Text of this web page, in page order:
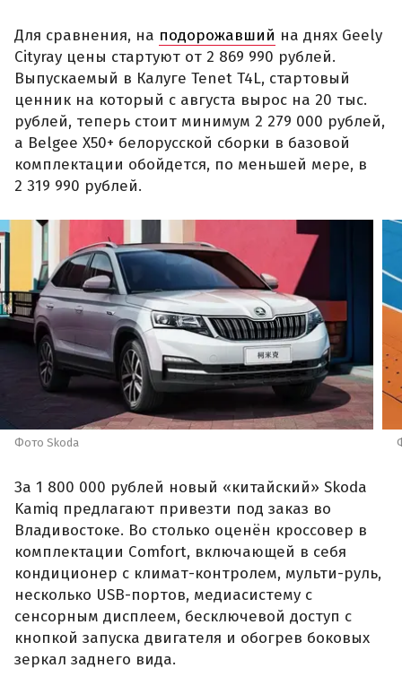
Для сравнения, на подорожавший на днях Geely
Cityray цены стартуют от 2 869 990 рублей.
Выпускаемый в Калуге Tenet T4L, стартовый
ценник на который с августа вырос на 20 тыс.
рублей, теперь стоит минимум 2 279 000 рублей,
а Belgee X50+ белорусской сборки в базовой
комплектации обойдется, по меньшей мере, в
2 319 990 рублей.
Фото Skoda
За 1 800 000 рублей новый «китайский» Skoda
Kamiq предлагают привезти под заказ во
Владивостоке. Во столько оценён кроссовер в
комплектации Comfort, включающей в себя
кондиционер с климат-контролем, мульти-руль,
несколько USB-портов, медиасистему с
сенсорным дисплеем, бесключевой доступ с
кнопкой запуска двигателя и обогрев боковых
зеркал заднего вида.